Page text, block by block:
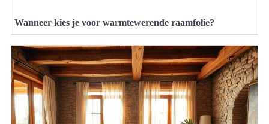
Wanneer kies je voor warmtewerende raamfolie?